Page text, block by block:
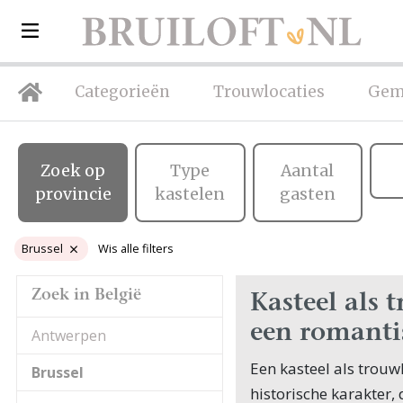
Categorieën Trouwlocaties
Zoek op
provincie
Type
kastelen
Aantal
gasten
Brussel Wis alle filters
Zoek in België
Antwerpen
Brussel
Kasteel als
een
Een kasteel als
historische karakter,